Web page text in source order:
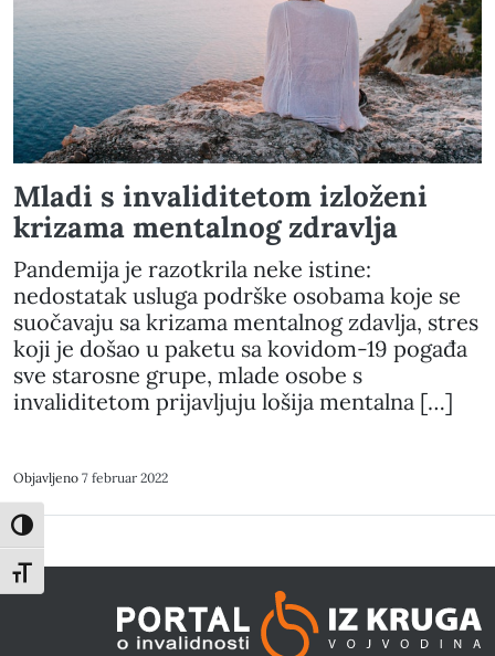
Toggle High Contrast
Toggle Font size
Mladi s invaliditetom izloženi
krizama mentalnog zdravlja
Pandemija je razotkrila neke istine:
nedostatak usluga podrške osobama koje se
suočavaju sa krizama mentalnog zdavlja, stres
koji je došao u paketu sa kovidom-19 pogađa
sve starosne grupe, mlade osobe s
invaliditetom prijavljuju lošija mentalna […]
Objavljeno 7 februar 2022